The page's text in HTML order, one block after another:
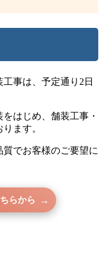
事は、予定通り2日
はじめ、舗装工事・
ます。
でお客様のご要望に
らから